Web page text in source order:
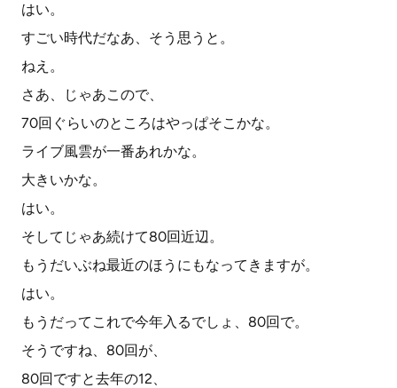
はい。
すごい時代だなあ、そう思うと。
ねえ。
さあ、じゃあこので、
70回ぐらいのところはやっぱそこかな。
ライブ風雲が一番あれかな。
大きいかな。
はい。
そしてじゃあ続けて80回近辺。
もうだいぶね最近のほうにもなってきますが。
はい。
もうだってこれで今年入るでしょ、80回で。
そうですね、80回が、
80回ですと去年の12、